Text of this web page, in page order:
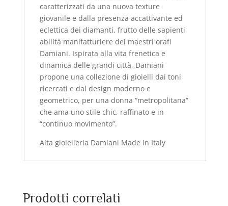
caratterizzati da una nuova texture
giovanile e dalla presenza accattivante ed
eclettica dei diamanti, frutto delle sapienti
abilità manifatturiere dei maestri orafi
Damiani. Ispirata alla vita frenetica e
dinamica delle grandi città, Damiani
propone una collezione di gioielli dai toni
ricercati e dal design moderno e
geometrico, per una donna “metropolitana”
che ama uno stile chic, raffinato e in
“continuo movimento”.
Alta gioielleria Damiani Made in Italy
Prodotti correlati